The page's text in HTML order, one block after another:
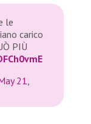
le
carico
PIÙ
21,